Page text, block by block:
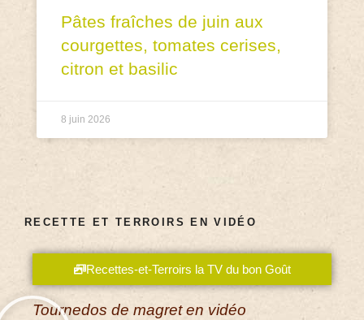
Pâtes fraîches de juin aux
courgettes, tomates cerises,
citron et basilic
8 juin 2026
RECETTE ET TERROIRS EN VIDÉO
Recettes-et-Terroirs la TV du bon Goût
Tournedos de magret en vidéo